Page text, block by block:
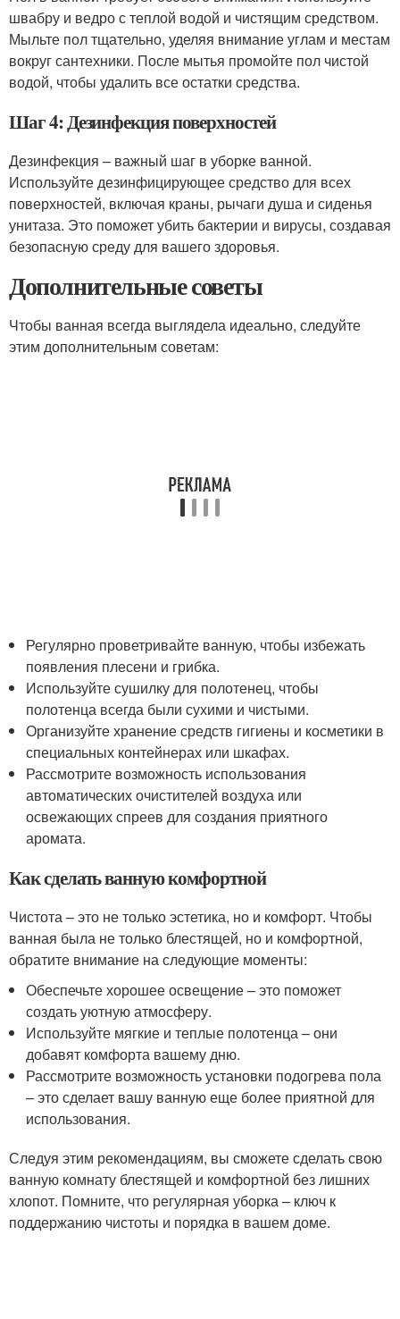
швабру и ведро с теплой водой и чистящим средством.
Мыльте пол тщательно, уделяя внимание углам и местам
вокруг сантехники. После мытья промойте пол чистой
водой, чтобы удалить все остатки средства.
Шаг 4: Дезинфекция поверхностей
Дезинфекция – важный шаг в уборке ванной.
Используйте дезинфицирующее средство для всех
поверхностей, включая краны, рычаги душа и сиденья
унитаза. Это поможет убить бактерии и вирусы, создавая
безопасную среду для вашего здоровья.
Дополнительные советы
Чтобы ванная всегда выглядела идеально, следуйте
этим дополнительным советам:
Регулярно проветривайте ванную, чтобы избежать
появления плесени и грибка.
Используйте сушилку для полотенец, чтобы
полотенца всегда были сухими и чистыми.
Организуйте хранение средств гигиены и косметики в
специальных контейнерах или шкафах.
Рассмотрите возможность использования
автоматических очистителей воздуха или
освежающих спреев для создания приятного
аромата.
Как сделать ванную комфортной
Чистота – это не только эстетика, но и комфорт. Чтобы
ванная была не только блестящей, но и комфортной,
обратите внимание на следующие моменты:
Обеспечьте хорошее освещение – это поможет
создать уютную атмосферу.
Используйте мягкие и теплые полотенца – они
добавят комфорта вашему дню.
Рассмотрите возможность установки подогрева пола
– это сделает вашу ванную еще более приятной для
использования.
Следуя этим рекомендациям, вы сможете сделать свою
ванную комнату блестящей и комфортной без лишних
хлопот. Помните, что регулярная уборка – ключ к
поддержанию чистоты и порядка в вашем доме.